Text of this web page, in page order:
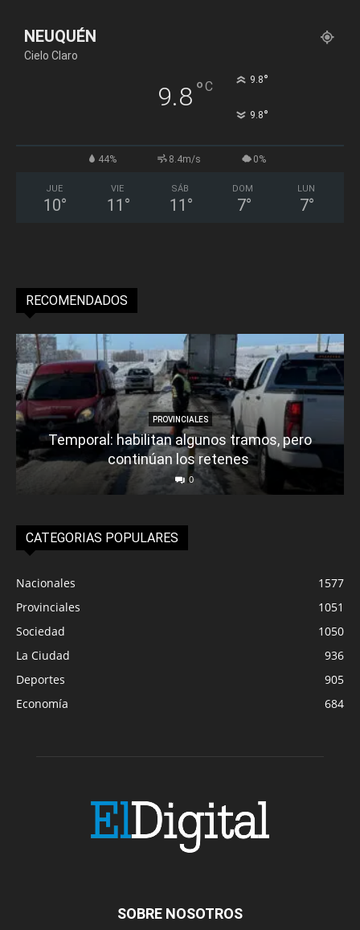
NEUQUÉN
Cielo Claro
9.8°C 9.8°
9.8°
44% 8.4m/s 0%
JUE
10°
VIE
11 °
SÁB
11 °
DOM
7°
LUN
7°
RECOMENDADOS
PROVINCIALES
Temporal: habilitan algunos tramos, pero
continúan los retenes
0
CATEGORIAS POPULARES
Nacionales
1577
Provinciales
1051
Sociedad
1050
La Ciudad
936
Deportes
905
Economía
684
SOBRE NOSOTROS